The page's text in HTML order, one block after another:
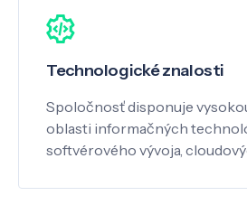
Technologické znalosti
Spoločnosť disponuje
oblasti informačných
softvérového vývoja,